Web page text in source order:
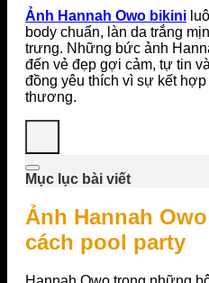
Ảnh Hannah Owo bikini
body chuẩn, làn da trắng
trưng. Những bức ảnh
đến vẻ đẹp gợi cảm, tự tin
đồng yêu thích vì sự kết
thương.
Mục lục bài viết
Ảnh Hannah
cách pool party